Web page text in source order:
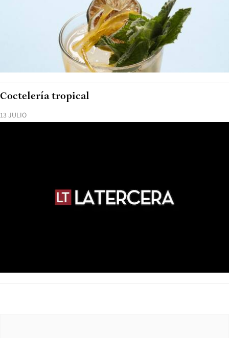
13 JULIO
Coctelería tropical